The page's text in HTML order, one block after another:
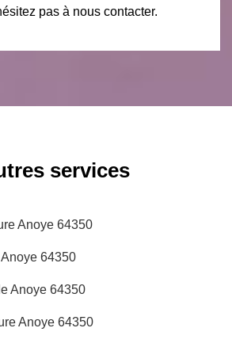
pas à nous contacter.
services
Anoye 64350
64350
Anoye 64350
Anoye 64350